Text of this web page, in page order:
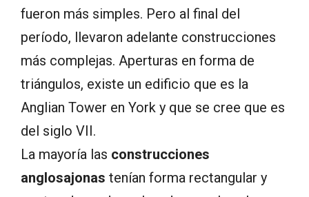
fueron más simples. Pero al final del
período, llevaron adelante construcciones
más complejas. Aperturas en forma de
triángulos, existe un edificio que es la
Anglian Tower en York y que se cree que es
del siglo VII.
La mayoría las construcciones
anglosajonas tenían forma rectangular y